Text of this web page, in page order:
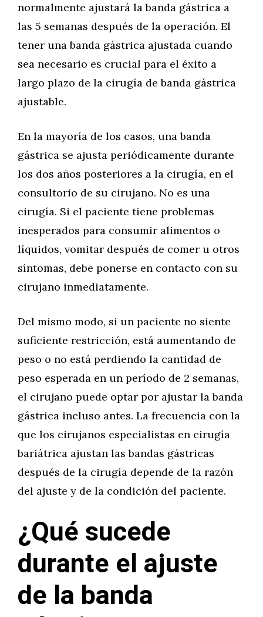
normalmente ajustará la banda gástrica a
las 5 semanas después de la operación. El
tener una banda gástrica ajustada cuando
sea necesario es crucial para el éxito a
largo plazo de la cirugía de banda gástrica
ajustable.
En la mayoría de los casos, una banda
gástrica se ajusta periódicamente durante
los dos años posteriores a la cirugía, en el
consultorio de su cirujano. No es una
cirugía. Si el paciente tiene problemas
inesperados para consumir alimentos o
líquidos, vomitar después de comer u otros
síntomas, debe ponerse en contacto con su
cirujano inmediatamente.
Del mismo modo, si un paciente no siente
suficiente restricción, está aumentando de
peso o no está perdiendo la cantidad de
peso esperada en un período de 2 semanas,
el cirujano puede optar por ajustar la banda
gástrica incluso antes. La frecuencia con la
que los cirujanos especialistas en cirugía
bariátrica ajustan las bandas gástricas
después de la cirugía depende de la razón
del ajuste y de la condición del paciente.
¿Qué sucede
durante el ajuste
de la banda